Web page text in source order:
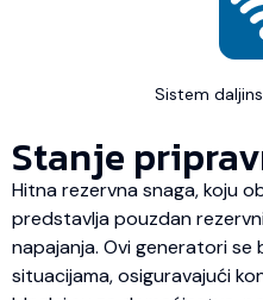
Sistem
Stanje
Hitna rezervna snaga, koju
predstavlja pouzdan
napajanja. Ovi generatori
situacijama, osiguravajući